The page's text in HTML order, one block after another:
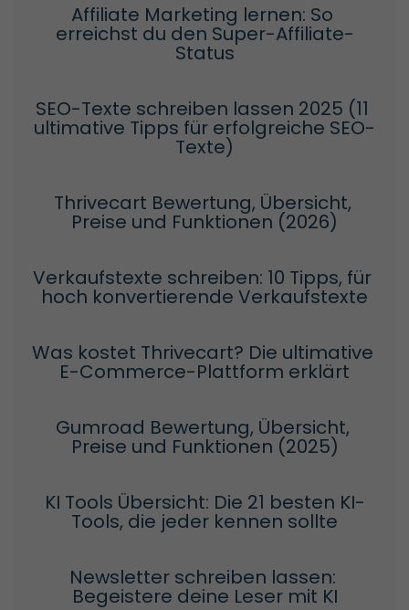
Affiliate Marketing lernen: So
erreichst du den Super-Affiliate-
Status
SEO-Texte schreiben lassen 2025 (11
ultimative Tipps für erfolgreiche SEO-
Texte)
Thrivecart Bewertung, Übersicht,
Preise und Funktionen (2026)
Verkaufstexte schreiben: 10 Tipps, für
hoch konvertierende Verkaufstexte
Was kostet Thrivecart? Die ultimative
E-Commerce-Plattform erklärt
Gumroad Bewertung, Übersicht,
Preise und Funktionen (2025)
KI Tools Übersicht: Die 21 besten KI-
Tools, die jeder kennen sollte
Newsletter schreiben lassen:
Begeistere deine Leser mit KI